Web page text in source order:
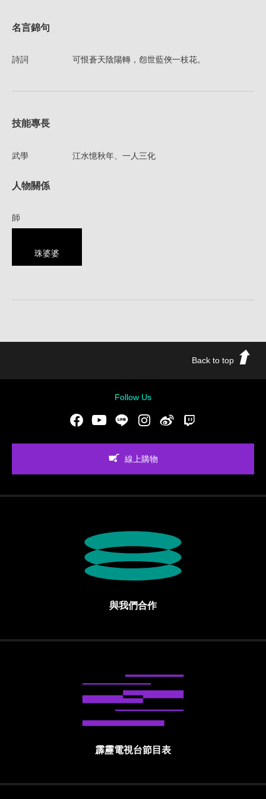
名言錦句
詩詞 可恨蒼天陰陽轉，怨世藍俠一枝花。
技能專長
武學 江水憶秋年、一人三化
人物關係
師
珠婆婆
Back to top
Follow Us
FacebookYoutubeLINE Instgram新浪微博
線上購物
與我們合作
霹靂電視台節目表